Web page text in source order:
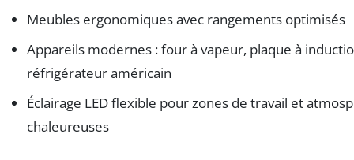
Meubles ergonomiques avec rangements optimisés
Appareils modernes : four à vapeur, plaque à
réfrigérateur américain
Éclairage LED flexible pour zones de travail et
chaleureuses